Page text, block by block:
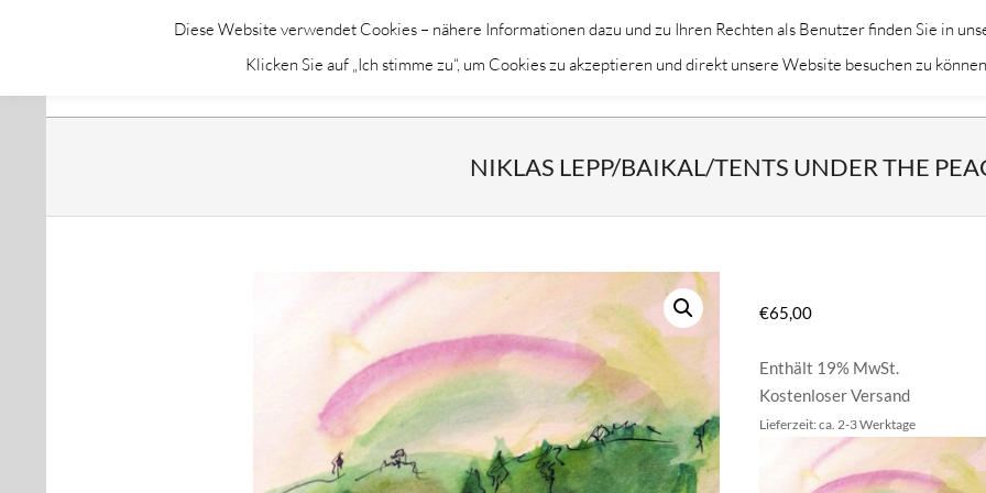
GALERIE CHROMIK
Navigation
KÜNSTLER THEMEN
NIKLAS LEPP/BAIKAL/TENTS UNDER THE
€65,00
Enthält 19% MwSt.
Kostenloser Versand
Lieferzeit: ca. 2-3 Werktage
Diese Website verwendet Cookies – nähere Informationen dazu und zu Ihren Rechten als Benutzer finden Sie in
Klicken Sie auf „Ich stimme zu“, um Cookies zu akzeptieren und direkt unsere Website besuchen zu